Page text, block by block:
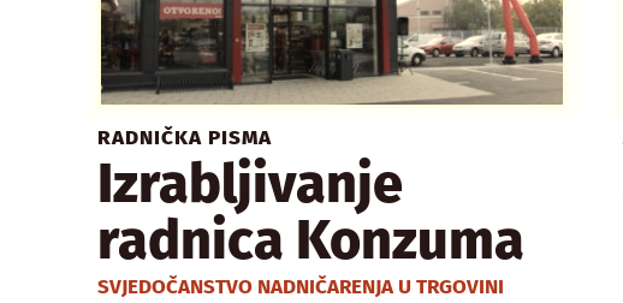
RADNIČKA PISMA
Izrabljivanje
radnica Konzuma
SVJEDOČANSTVO NADNIČARENJA U TRGOVINI